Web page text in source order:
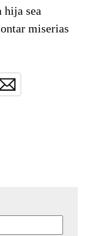
hija sea
miserias